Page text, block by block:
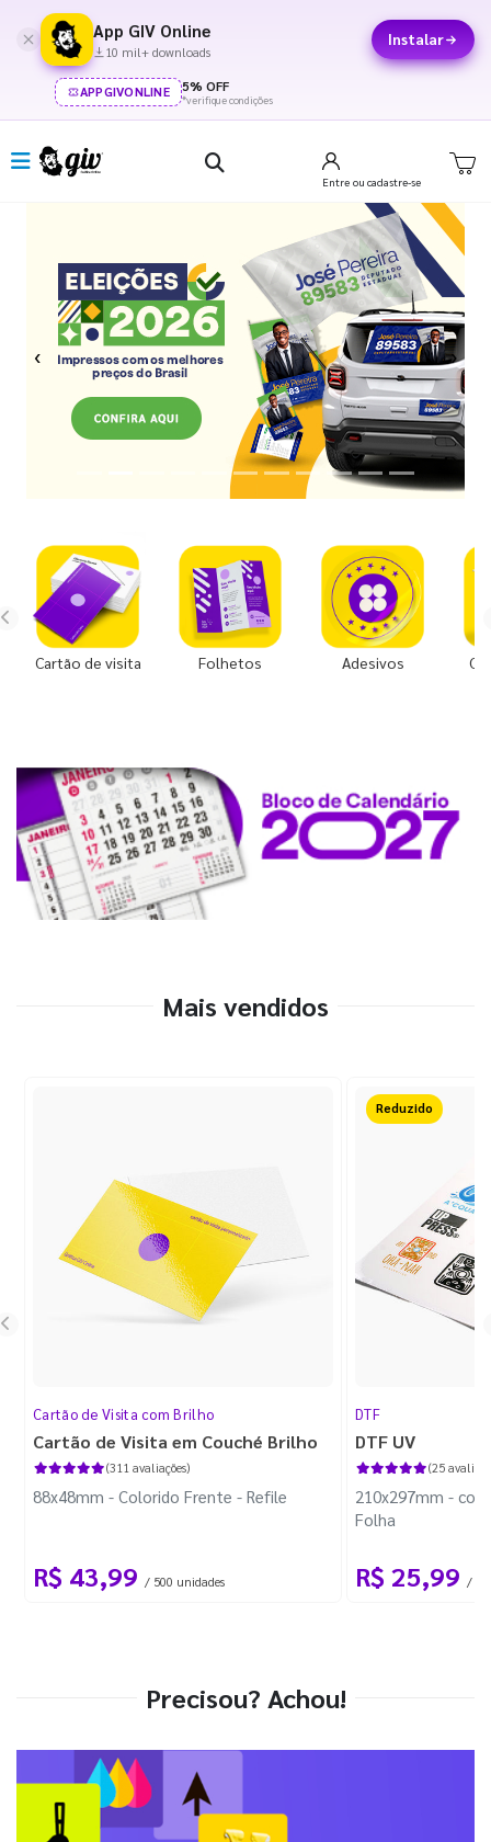
App GIV Online
10 mil+ downloads
Instalar
APPGIVONLINE 5% OFF
*verifique condições
Entre ou cadastre-se
Previous Next
Cartão de visita Folhetos Adesivos
Mais vendidos
Cartão de Visita com Brilho
Cartão de Visita em Couché Brilho
(311 avaliações)
88x48mm - Colorido Frente - Refile
R$ 43,99 / 500 unidades
50%OFF
DTF
DTF UV
(25
210x297mm -
Folha
R$ 25,99 / 1
Precisou? Achou!